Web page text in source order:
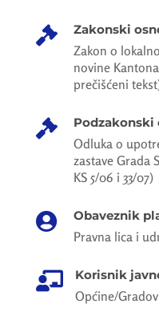
 Zakonski
Zakon o
novine
prečišćeni
 Podzakonski
Odluka o
zastave Grada
KS 5/06 i 33/07)
 Obaveznik
Pravna lica i
 Korisnik
Općine/